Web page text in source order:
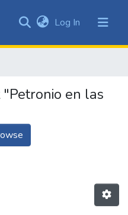
of DSpace
Log In (current)
en las